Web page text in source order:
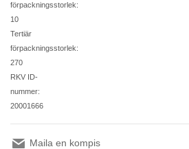
förpackningsstorlek:
10
Tertiär
förpackningsstorlek:
270
RKV ID-
nummer:
20001666
Maila en kompis